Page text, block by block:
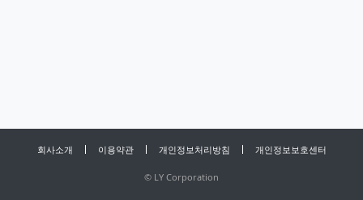
회사소개 이용약관 개인정보처리방침 개인정보보호센터
© LY Corporation